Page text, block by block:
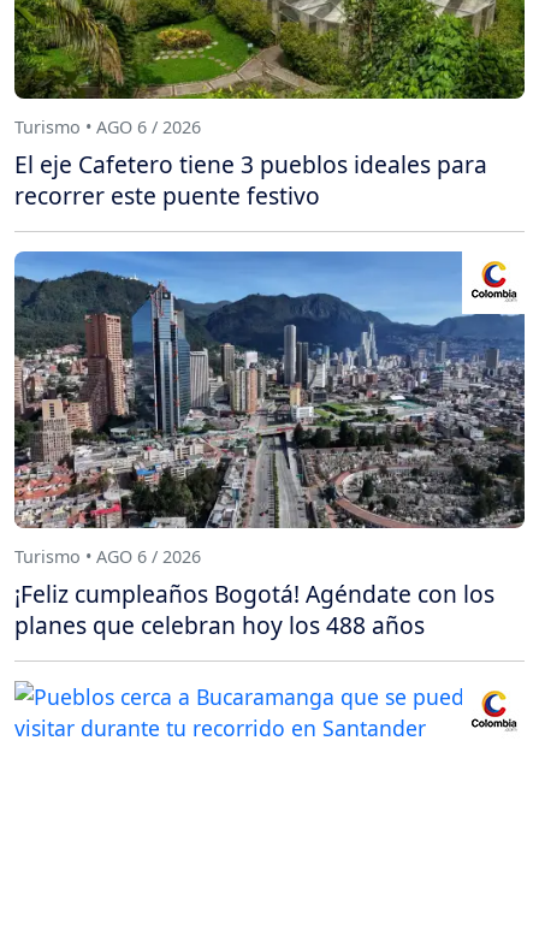
Turismo • AGO 6 / 2026
El eje Cafetero tiene 3 pueblos ideales para
recorrer este puente festivo
Turismo • AGO 6 / 2026
¡Feliz cumpleaños Bogotá! Agéndate con los
planes que celebran hoy los 488 años